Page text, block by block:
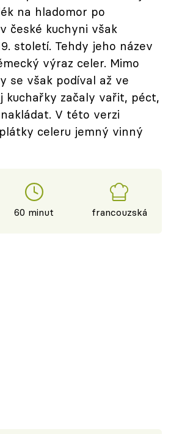
na hladomor po
české kuchyni však
století. Tehdy jeho název
výraz celer. Mimo
se však podíval až ve
kuchařky začaly vařit, péct,
V této verzi
celeru jemný vinný
60 minut francouzská